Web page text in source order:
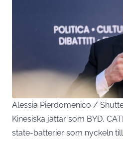
Alessia Pierdomenico /
Kinesiska jättar som BYD,
state-batterier som nyckeln